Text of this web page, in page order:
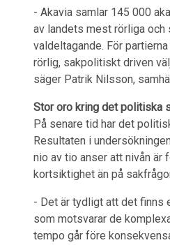
- Akavia samlar 145 000
av landets mest rörliga och
valdeltagande. För
rörlig, sakpolitiskt driven
säger Patrik Nilsson,
Stor oro kring det politiska
På senare tid har det
Resultaten i
nio av tio anser att nivån
kortsiktighet än på
- Det är tydligt att det finns
som motsvarar de
tempo går före